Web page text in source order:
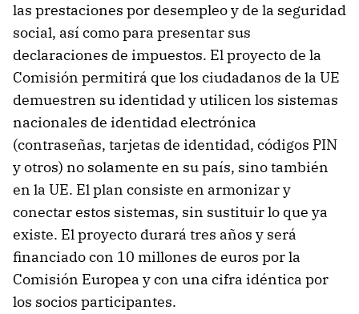
las prestaciones por desempleo y de la seguridad
social, así como para presentar sus
declaraciones de impuestos. El proyecto de la
Comisión permitirá que los ciudadanos de la UE
demuestren su identidad y utilicen los sistemas
nacionales de identidad electrónica
(contraseñas, tarjetas de identidad, códigos PIN
y otros) no solamente en su país, sino también
en la UE. El plan consiste en armonizar y
conectar estos sistemas, sin sustituir lo que ya
existe. El proyecto durará tres años y será
financiado con 10 millones de euros por la
Comisión Europea y con una cifra idéntica por
los socios participantes.